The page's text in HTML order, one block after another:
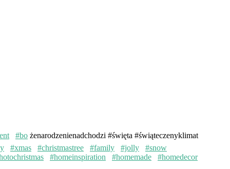
#bo żenarodzenienadchodzi #święta #świąteczenyklimat
#xmas #christmastree #family #jolly
#snow
#homeinspiration #homemade
#homedecor